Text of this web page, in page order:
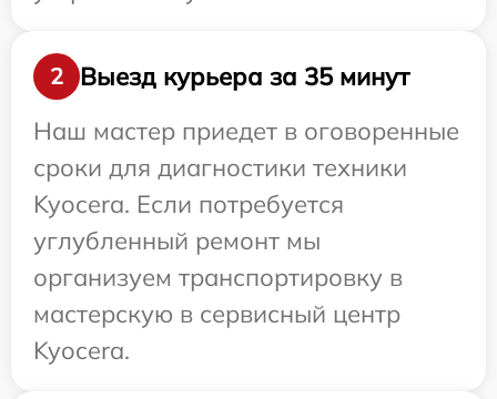
2
Выезд курьера за 35 минут
Наш мастер приедет в оговоренные
сроки для диагностики техники
Kyocera. Если потребуется
углубленный ремонт мы
организуем транспортировку в
мастерскую в сервисный центр
Kyocera.